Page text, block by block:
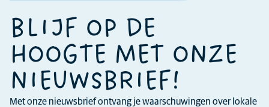
BLIJF OP DE
HOOGTE MET ONZE
NIEUWSBRIEF!
Met onze nieuwsbrief ontvang je waarschuwingen over lokale